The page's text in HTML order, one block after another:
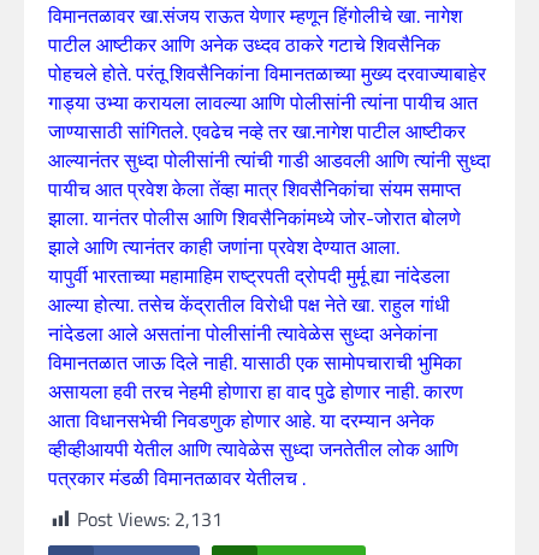
विमानतळावर खा.संजय राऊत येणार म्हणून हिंगोलीचे खा. नागेश
पाटील आष्टीकर आणि अनेक उध्दव ठाकरे गटाचे शिवसैनिक
पोहचले होते. परंतू शिवसैनिकांना विमानतळाच्या मुख्य दरवाज्याबाहेर
गाड्या उभ्या करायला लावल्या आणि पोलीसांनी त्यांना पायीच आत
जाण्यासाठी सांगितले. एवढेच नव्हे तर खा.नागेश पाटील आष्टीकर
आल्यानंतर सुध्दा पोलीसांनी त्यांची गाडी आडवली आणि त्यांनी सुध्दा
पायीच आत प्रवेश केला तेंव्हा मात्र शिवसैनिकांचा संयम समाप्त
झाला. यानंतर पोलीस आणि शिवसैनिकांमध्ये जोर-जोरात बोलणे
झाले आणि त्यानंतर काही जणांना प्रवेश देण्यात आला.
यापुर्वी भारताच्या महामाहिम राष्ट्रपती द्रोपदी मुर्मू ह्या नांदेडला
आल्या होत्या. तसेच केंद्रातील विरोधी पक्ष नेते खा. राहुल गांधी
नांदेडला आले असतांना पोलीसांनी त्यावेळेस सुध्दा अनेकांना
विमानतळात जाऊ दिले नाही. यासाठी एक सामोपचाराची भुमिका
असायला हवी तरच नेहमी होणारा हा वाद पुढे होणार नाही. कारण
आता विधानसभेची निवडणुक होणार आहे. या दरम्यान अनेक
व्हीव्हीआयपी येतील आणि त्यावेळेस सुध्दा जनतेतील लोक आणि
पत्रकार मंडळी विमानतळावर येतीलच .
Post Views: 2,131